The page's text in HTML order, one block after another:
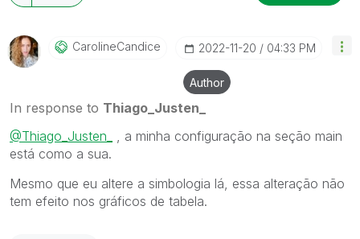
CarolineCandice ‎2022-11-20 04:33 PM
Author
In response to Thiago_Justen_
@Thiago_Justen_
, a minha configuração na seção main
está como a sua.
Mesmo que eu altere a simbologia lá, essa alteração não
tem efeito nos gráficos de tabela.